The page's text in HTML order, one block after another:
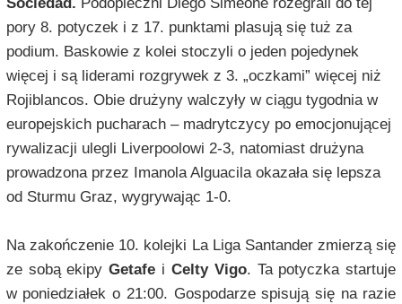
pory 8. potyczek i z 17. punktami plasują się tuż za
podium. Baskowie z kolei stoczyli o jeden pojedynek
więcej i są liderami rozgrywek z 3. „oczkami” więcej niż
Rojiblancos. Obie drużyny walczyły w ciągu tygodnia w
europejskich pucharach – madrytczycy po emocjonującej
rywalizacji ulegli Liverpoolowi 2-3, natomiast drużyna
prowadzona przez Imanola Alguacila okazała się lepsza
od Sturmu Graz, wygrywając 1-0.
Na zakończenie 10. kolejki La Liga Santander zmierzą się
ze sobą ekipyGetafe i Celty Vigo. Ta potyczka startuje
w poniedziałek o 21:00. Gospodarze spisują się na razie